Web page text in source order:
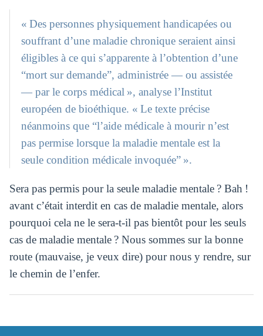
« Des personnes physiquement handicapées ou
souffrant d’une maladie chronique seraient ainsi
éligibles à ce qui s’apparente à l’obtention d’une
“mort sur demande”, administrée — ou assistée
— par le corps médical », analyse l’Institut
européen de bioéthique. « Le texte précise
néanmoins que “l’aide médicale à mourir n’est
pas permise lorsque la maladie mentale est la
seule condition médicale invoquée” ».
Sera pas permis pour la seule maladie mentale ? Bah !
avant c’était interdit en cas de maladie mentale, alors
pourquoi cela ne le sera-t-il pas bientôt pour les seuls
cas de maladie mentale ? Nous sommes sur la bonne
route (mauvaise, je veux dire) pour nous y rendre, sur
le chemin de l’enfer.